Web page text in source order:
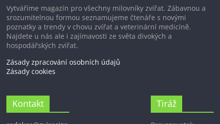
Vytváříme magazín pro všechny milovníky zvířat. Zábavnou a
srozumitelnou formou seznamujeme čtenáře s novými
poznatky a trendy v chovu zvířat a veterinární medicíně.
Najdete u nás ale i zajímavosti ze světa divokých a
hospodářských zvířat.
Zásady zpracování osobních údajů
Zásady cookies
Kontakt Tiráž